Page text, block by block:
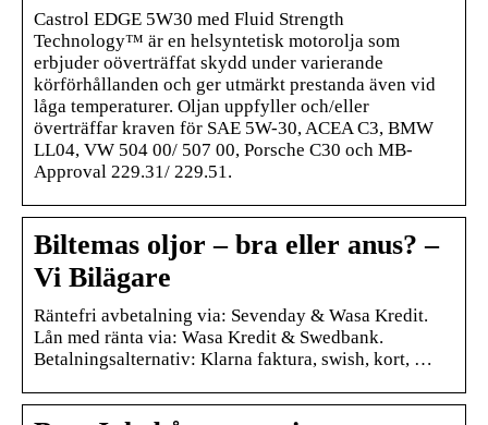
Castrol EDGE 5W30 med Fluid Strength
Technology™ är en helsyntetisk motorolja som
erbjuder oöverträffat skydd under varierande
körförhållanden och ger utmärkt prestanda även vid
låga temperaturer. Oljan uppfyller och/eller
överträffar kraven för SAE 5W-30, ACEA C3, BMW
LL04, VW 504 00/ 507 00, Porsche C30 och MB-
Approval 229.31/ 229.51.
Biltemas oljor – bra eller anus? –
Vi Bilägare
Räntefri avbetalning via: Sevenday & Wasa Kredit.
Lån med ränta via: Wasa Kredit & Swedbank.
Betalningsalternativ: Klarna faktura, swish, kort, …